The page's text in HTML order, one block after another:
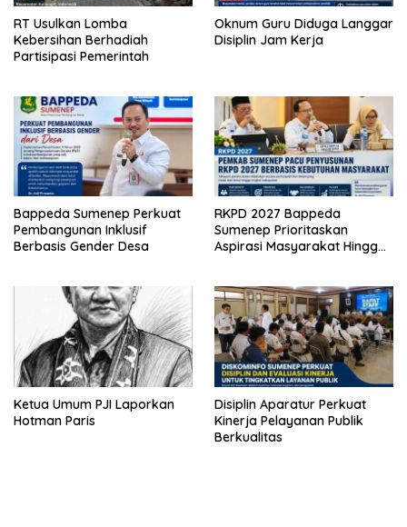
RT Usulkan Lomba
Kebersihan Berhadiah
Partisipasi Pemerintah
Oknum Guru Diduga Langgar
Disiplin Jam Kerja
Bappeda Sumenep Perkuat
Pembangunan Inklusif
Berbasis Gender Desa
RKPD 2027 Bappeda
Sumenep Prioritaskan
Aspirasi Masyarakat Hingga
Ketua Umum PJI Laporkan
Hotman Paris
Disiplin Aparatur Perkuat
Kinerja Pelayanan Publik
Berkualitas